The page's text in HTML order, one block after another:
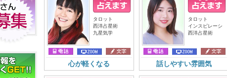
タロット
西洋占星術
九星気学
心が軽くなる
タロット
インスピレーシ
西洋占星術
話しやすい雰囲気